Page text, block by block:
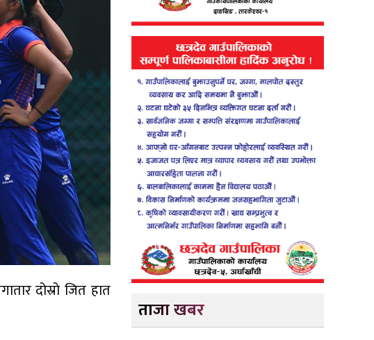
दोस्रो जित हात
ताजा खबर